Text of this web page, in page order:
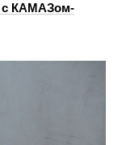
с КАМАЗом-